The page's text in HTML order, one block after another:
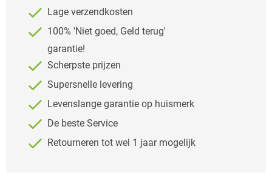
Lage verzendkosten
100% 'Niet goed, Geld terug'
garantie!
Scherpste prijzen
Supersnelle levering
Levenslange garantie op huismerk
De beste Service
Retourneren tot wel 1 jaar mogelijk